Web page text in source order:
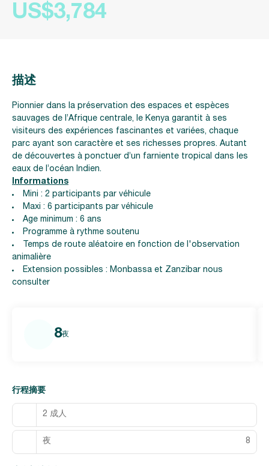
US$3,784
描述
Pionnier dans la préservation des espaces et espèces
sauvages de l’Afrique centrale, le Kenya garantit à ses
visiteurs des expériences fascinantes et variées, chaque
parc ayant son caractère et ses richesses propres. Autant
de découvertes à ponctuer d’un farniente tropical dans les
eaux de l’océan Indien.
Informations
Mini : 2 participants par véhicule
Maxi : 6 participants par véhicule
Age minimum : 6 ans
Programme à rythme soutenu
Temps de route aléatoire en fonction de l'observation
animalière
Extension possibles : Monbassa et Zanzibar nous
consulter
8夜
行程摘要
2 成人
夜 8